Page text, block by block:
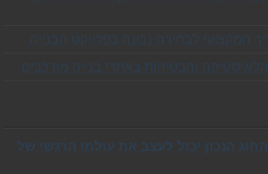
המקצועי לבחירה נכונה בפרויקט הבנייה
והבטיחות באתרי בנייה מורכבים
הנכון יכול לעצב את עולמו הרגשי של